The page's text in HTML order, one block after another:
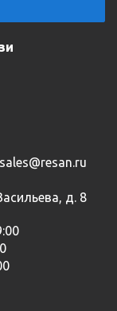
sales@resan.ru
д. 8